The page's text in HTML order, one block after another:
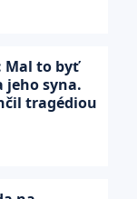
Mal to byť
jeho syna.
tragédiou